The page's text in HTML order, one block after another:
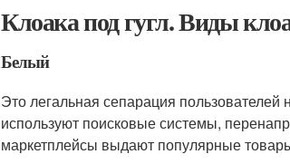
Клоака под гугл. Виды
Белый
Это легальная сепарация
используют поисковые системы,
маркетплейсы выдают популярные